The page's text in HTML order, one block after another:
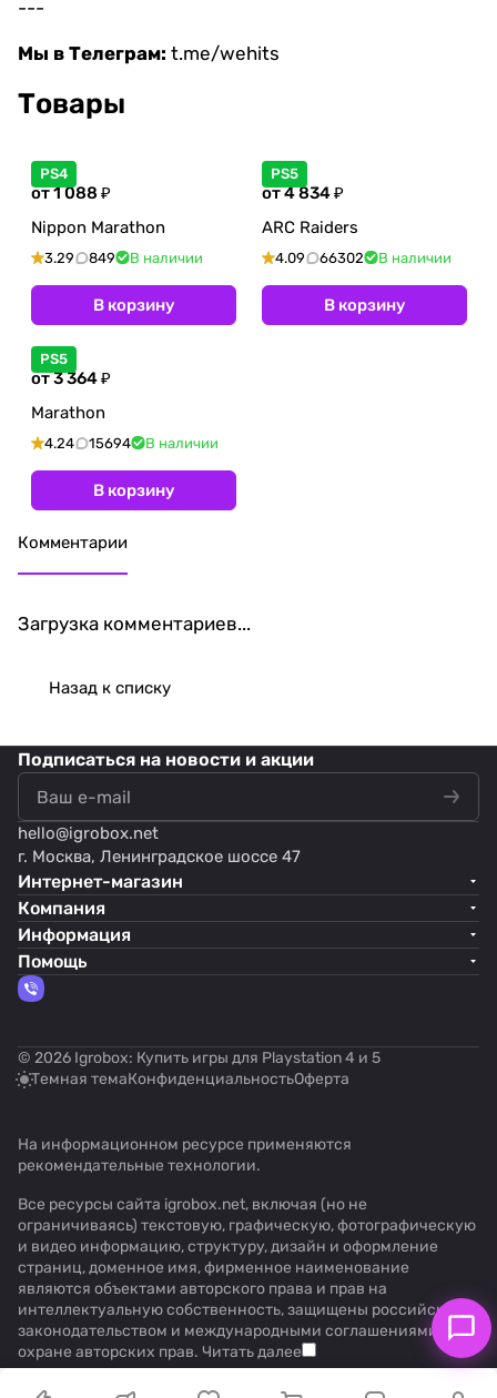
---
Мы в Телеграм: t.me/wehits
Товары
PS4
от 1 088 ₽
Nippon Marathon
3.29 849 В наличии
В корзину
PS5
от 4 834 ₽
ARC Raiders
4.09 66302 В наличии
В корзину
PS5
от 3 364 ₽
Marathon
4.24 15694 В наличии
В корзину
Комментарии
Загрузка комментариев...
Назад к списку
Подписаться на новости и акции
hello@igrobox.net
г. Москва, Ленинградское шоссе 47
Интернет-магазин
Компания
Информация
Помощь
© 2026 Igrobox: Купить игры для Playstation 4 и 5
Темная темаКонфиденциальностьОферта
На информационном ресурсе применяются
рекомендательные технологии.
Все ресурсы сайта igrobox.net, включая (но не
ограничиваясь) текстовую, графическую, фотографическую
и видео информацию, структуру, дизайн и оформление
страниц, доменное имя, фирменное наименование
являются объектами авторского права и прав на
интеллектуальную собственность, защищены российским
законодательством и международными соглашениями об
охране авторских прав. Читать далее